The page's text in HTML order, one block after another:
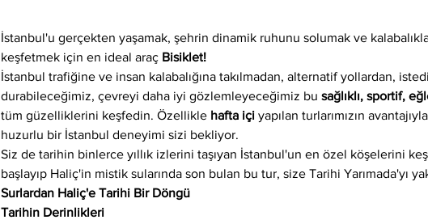
İstanbul'u gerçekten yaşamak, şehrin dinamik ruhunu solumak ve
keşfetmek için en ideal araç Bisiklet!
İstanbul trafiğine ve insan kalabalığına takılmadan, alternatif yollardan,
durabileceğimiz, çevreyi daha iyi gözlemleyeceğimiz bu sağlıklı, sportif,
tüm güzelliklerini keşfedin. Özellikle hafta içi yapılan turlarımızın
huzurlu bir İstanbul deneyimi sizi bekliyor.
Siz de tarihin binlerce yıllık izlerini taşıyan İstanbul'un en özel köşelerini
başlayıp Haliç'in mistik sularında son bulan bu tur, size Tarihi Yarımada'yı
Surlardan Haliç'e Tarihi Bir Döngü
Tarihin Derinlikleri